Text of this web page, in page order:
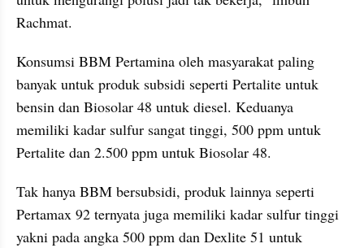
Rachmat.
Konsumsi BBM Pertamina oleh masyarakat paling
banyak untuk produk subsidi seperti Pertalite untuk
bensin dan Biosolar 48 untuk diesel. Keduanya
memiliki kadar sulfur sangat tinggi, 500 ppm untuk
Pertalite dan 2.500 ppm untuk Biosolar 48.
Tak hanya BBM bersubsidi, produk lainnya seperti
Pertamax 92 ternyata juga memiliki kadar sulfur tinggi
yakni pada angka 500 ppm dan Dexlite 51 untuk